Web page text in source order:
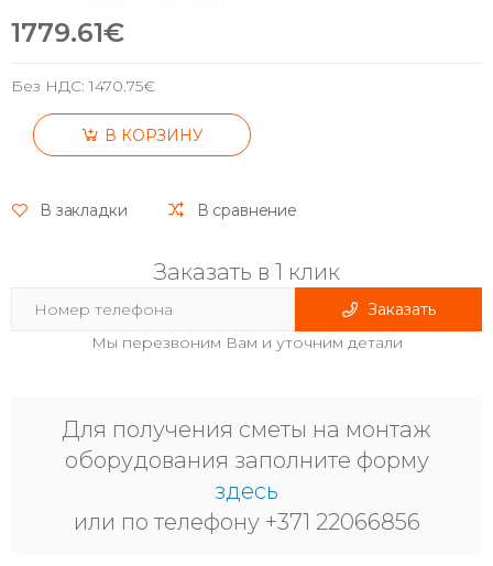
1779.61€
Без НДС:1470.75€
В КОРЗИНУ
В закладки В сравнение
Заказать в 1 клик
Заказать
Мы перезвоним Вам и уточним детали
Для получения сметы на монтаж
оборудования заполните форму
здесь
или по телефону +371 22066856